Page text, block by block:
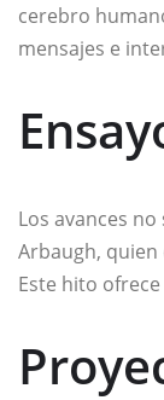
cerebro
mensajes e
Los avances
Arbaugh,
Este hito